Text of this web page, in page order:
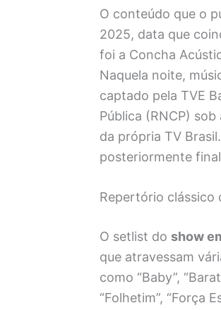
O conteúdo que o
2025, data que
foi a Concha
Naquela noite,
captado pela TVE
Pública (RNCP)
da própria TV
posteriormente
Repertório clássico
O setlist do show
que atravessam
como “Baby”,
“Folhetim”, “Força